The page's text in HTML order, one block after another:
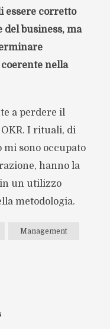
essere corretto
business, ma
nella
a perdere il
I rituali, di
mi sono occupato
hanno la
un utilizzo
metodologia.
Management